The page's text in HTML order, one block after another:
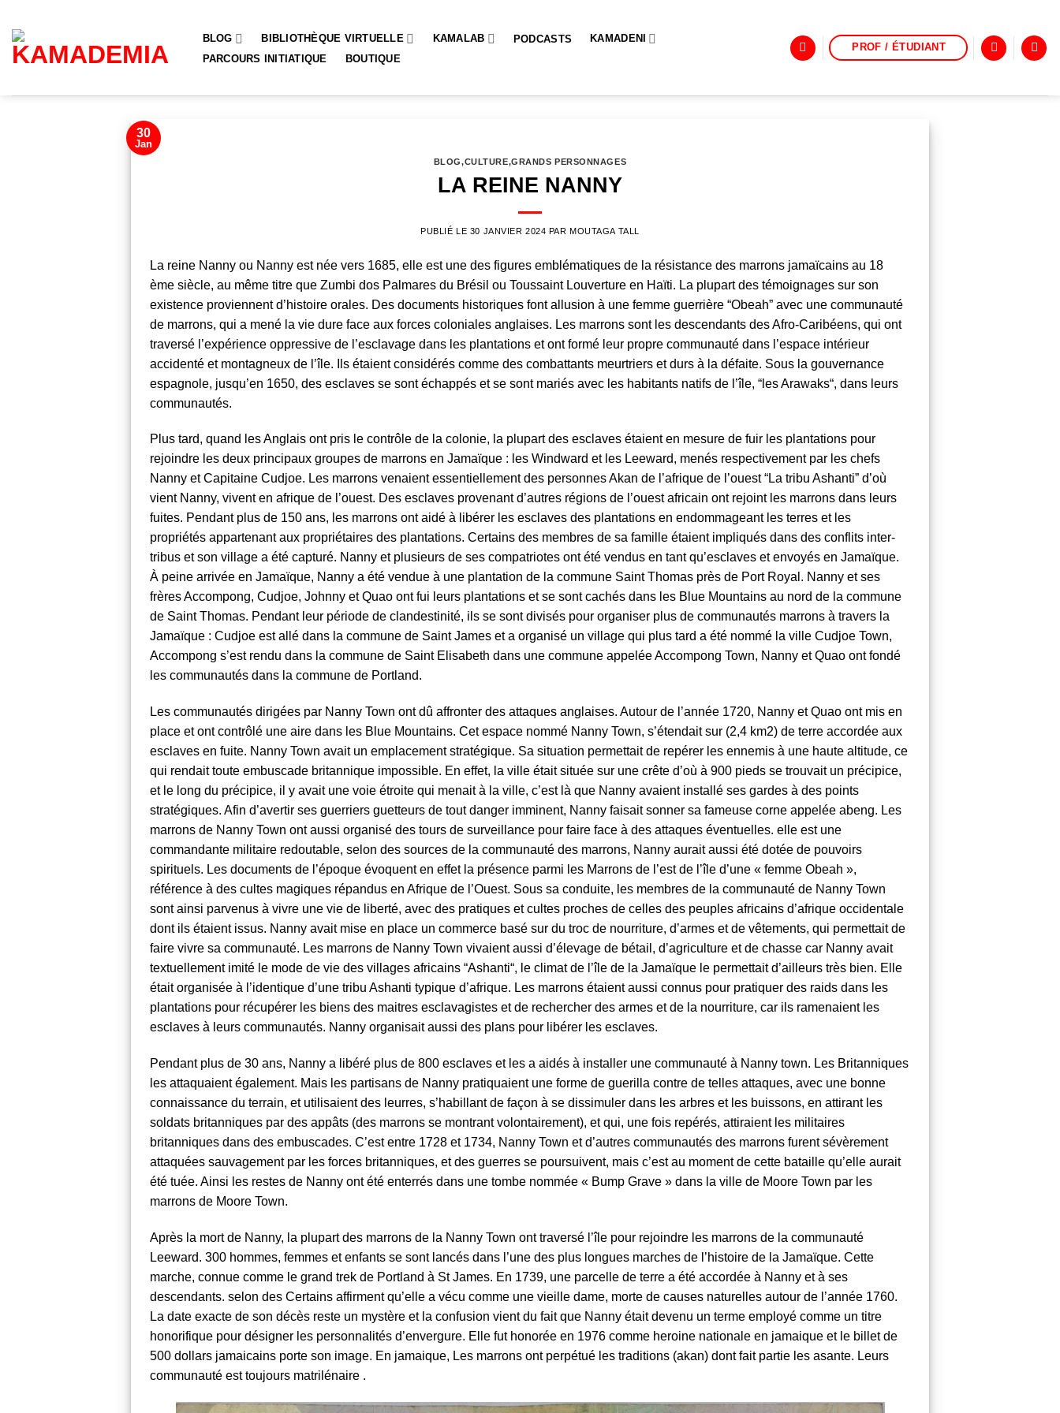
au
contenu
BLOG BIBLIOTHÈQUE VIRTUELLE KAMALAB PODCASTS
KAMADENI
PARCOURS INITIATIQUE
BOUTIQUE
PROF / ÉTUDIANT
30
Jan
BLOG,CULTURE,GRANDS PERSONNAGES
LA REINE NANNY
PUBLIÉ LE 30 JANVIER 2024 PARMOUTAGA TALL
La reine Nanny ou Nanny est née vers 1685, elle est une des figures emblématiques de la résistance des marrons jamaïcains au 18
ème siècle, au même titre queZumbi dos Palmares du Brésil ouToussaint Louverture en Haïti. La plupart des témoignages sur son
existence proviennent d’histoire orales. Des documents historiques font allusion à une femme guerrière “Obeah” avec une communauté
de marrons, qui a mené la vie dure face aux forces coloniales anglaises. Les marrons sont les descendants desAfro-Caribéens, qui ont
traversé l’expérience oppressive de l’esclavage dans les plantations et ont formé leur propre communauté dans l’espace intérieur
accidenté et montagneux de l’île. Ils étaient considérés comme des combattants meurtriers et durs à la défaite. Sous la gouvernance
espagnole, jusqu’en 1650, des esclaves se sont échappés et se sont mariés avec les habitants natifs de l’île, “lesArawaks“, dans leurs
communautés.
Plus tard, quand les Anglais ont pris le contrôle de la colonie, la plupart des esclaves étaient en mesure de fuir les plantations pour
rejoindre les deux principaux groupes de marrons en Jamaïque : les Windward et les Leeward, menés respectivement par les chefs
Nanny et Capitaine Cudjoe. Les marrons venaient essentiellement des personnesAkan de l’afrique de l’ouest “La tribuAshanti” d’où
vient Nanny, vivent en afrique de l’ouest. Des esclaves provenant d’autres régions de l’ouest africain ont rejoint les marrons dans leurs
fuites. Pendant plus de 150 ans, les marrons ont aidé à libérer les esclaves des plantations en endommageant les terres et les
propriétés appartenant aux propriétaires des plantations. Certains des membres de sa famille étaient impliqués dans des conflits inter-
tribus et son village a été capturé. Nanny et plusieurs de ses compatriotes ont été vendus en tant qu’esclaves et envoyés enJamaïque.
À peine arrivée enJamaïque, Nanny a été vendue à une plantation de la commune Saint Thomas près de Port Royal. Nanny et ses
frères Accompong, Cudjoe, Johnny et Quao ont fui leurs plantations et se sont cachés dans les Blue Mountains au nord de la commune
de Saint Thomas. Pendant leur période de clandestinité, ils se sont divisés pour organiser plus de communautés marrons à travers la
Jamaïque : Cudjoe est allé dans la commune de Saint James et a organisé un village qui plus tard a été nommé la ville Cudjoe Town,
Accompong s’est rendu dans la commune de Saint Elisabeth dans une commune appelée Accompong Town, Nanny et Quao ont fondé
les communautés dans la commune de Portland.
Les communautés dirigées par Nanny Town ont dû affronter des attaques anglaises. Autour de l’année 1720, Nanny et Quao ont mis en
place et ont contrôlé une aire dans les Blue Mountains. Cet espace nommé Nanny Town, s’étendait sur (2,4 km2) de terre accordée aux
esclaves en fuite. Nanny Town avait un emplacement stratégique. Sa situation permettait de repérer les ennemis à une haute altitude, ce
qui rendait toute embuscade britannique impossible. En effet, la ville était située sur une crête d’où à 900 pieds se trouvait un précipice,
et le long du précipice, il y avait une voie étroite qui menait à la ville, c’est là que Nanny avaient installé ses gardes à des points
stratégiques. Afin d’avertir ses guerriers guetteurs de tout danger imminent, Nanny faisait sonner sa fameuse corne appelée abeng. Les
marrons de Nanny Town ont aussi organisé des tours de surveillance pour faire face à des attaques éventuelles. elle est une
commandante militaire redoutable, selon des sources de la communauté des marrons, Nanny aurait aussi été dotée de pouvoirs
spirituels. Les documents de l’époque évoquent en effet la présence parmi les Marrons de l’est de l’île d’une « femme Obeah »,
référence à des cultes magiques répandus en Afrique de l’Ouest. Sous sa conduite, les membres de la communauté de Nanny Town
sont ainsi parvenus à vivre une vie de liberté, avec des pratiques et cultes proches de celles des peuples africains d’afrique occidentale
dont ils étaient issus. Nanny avait mise en place un commerce basé sur dutroc de nourriture, d’armes et de vêtements, qui permettait de
faire vivre sa communauté. Les marrons de Nanny Town vivaient aussi d’élevage de bétail, d’agriculture et de chasse car Nanny avait
textuellement imité le mode de vie des villages africains “Ashanti“, le climat de l’île de laJamaïque le permettait d’ailleurs très bien. Elle
était organisée à l’identique d’une tribu Ashanti typique d’afrique. Les marrons étaient aussi connus pour pratiquer des raids dans les
plantations pour récupérer les biens des maitres esclavagistes et de rechercher des armes et de la nourriture, car ils ramenaient les
esclaves à leurs communautés. Nanny organisait aussi des plans pour libérer les esclaves.
Pendant plus de 30 ans, Nanny a libéré plus de 800 esclaves et les a aidés à installer une communauté à Nanny town. Les Britanniques
les attaquaient également. Mais les partisans de Nanny pratiquaient une forme de guerilla contre de telles attaques, avec une bonne
connaissance du terrain, et utilisaient des leurres, s’habillant de façon à se dissimuler dans les arbres et les buissons, en attirant les
soldats britanniques par des appâts (des marrons se montrant volontairement), et qui, une fois repérés, attiraient les militaires
britanniques dans des embuscades. C’est entre 1728 et 1734, Nanny Town et d’autres communautés des marrons furent sévèrement
attaquées sauvagement par les forces britanniques, et des guerres se poursuivent, mais c’est au moment de cette bataille qu’elle aurait
été tuée. Ainsi les restes de Nanny ont été enterrés dans une tombe nommée « Bump Grave » dans la ville de Moore Town par les
marrons de Moore Town.
Après la mort de Nanny, la plupart des marrons de la Nanny Town ont traversé l’île pour rejoindre les marrons de la communauté
Leeward. 300 hommes, femmes et enfants se sont lancés dans l’une des plus longues marches de l’histoire de laJamaïque. Cette
marche, connue comme le grand trek de Portland à St James. En 1739, une parcelle de terre a été accordée à Nanny et à ses
descendants. selon des Certains affirment qu’elle a vécu comme une vieille dame, morte de causes naturelles autour de l’année 1760.
La date exacte de son décès reste un mystère et la confusion vient du fait que Nanny était devenu un terme employé comme un titre
honorifique pour désigner les personnalités d’envergure. Elle fut honorée en 1976 comme heroine nationale en jamaique et le billet de
500 dollars jamaicains porte son image. En jamaique, Les marrons ont perpétué les traditions (akan) dont fait partie les asante. Leurs
communauté est toujours matrilénaire .